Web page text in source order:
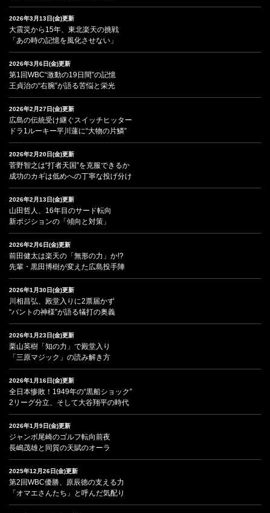
2026年3月13日(金)更新
大震災から15年、東北楽天の挑戦
「あの時の記憶を風化させない」
2026年3月6日(金)更新
第1回WBC“激動の19日間”の記憶
王貞治の“右腕”が語る苦悩と栄光
2026年2月27日(金)更新
広島の伝統受け継ぐスイッチヒッター
ドラ1ルーキー平川蓮に“大物の片鱗”
2026年2月20日(金)更新
菅野智之は“打者天国”を克服できるか
成功のカギは低めへの丁寧な投げ分け
2026年2月13日(金)更新
山田哲人、16年目のサード転向
新ポジションの「傾向と対策」
2026年2月6日(金)更新
前田健太は楽天の「無形の力」か!?
先輩・黒田博樹が変えた広島投手陣
2026年1月30日(金)更新
川相昌弘、殿堂入りに2票届かず
“バントの神様”が語る犠打の奥義
2026年1月23日(金)更新
栗山英樹「知の力」で殿堂入り
「三原マジック」の読み解き方
2026年1月16日(金)更新
全日本惨敗！1949年の“黒船ショック”
2リーグ分立、そして大谷翔平の時代
2026年1月9日(金)更新
ジャンボ尾崎のゴルフ転向前夜
長嶋茂雄と同質の天賦のオーラ
2025年12月26日(金)更新
第2回WBC優勝、原辰徳の支える力
「オマエさんたち」と呼んだ気配り